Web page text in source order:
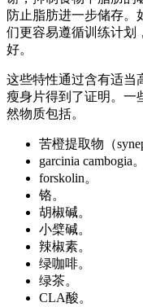
防止脂肪进一步储存。
们更容易遵循训练计划
好。
这些特性通过含有适当
瘦身片得到了证明。一
然物质包括。
苦橙提取物（
garcinia cambogia。
forskolin。
铬。
胡椒碱。
小檗碱。
辣椒素。
绿咖啡。
绿茶。
CLA酸。